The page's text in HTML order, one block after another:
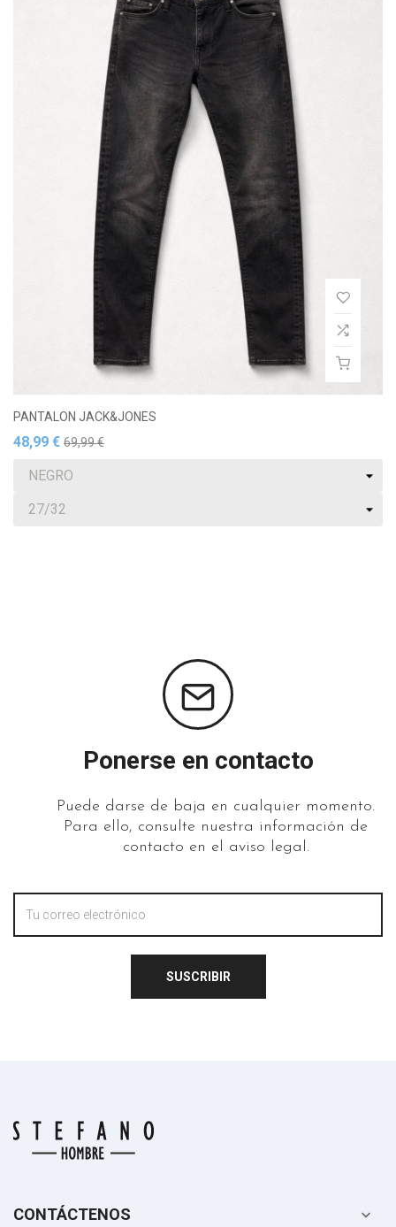
PANTALON JACK&JONES
48,99 € 69,99 €
Ponerse en contacto
Puede darse de baja en cualquier momento.
Para ello, consulte nuestra información de
contacto en el aviso legal.
SUSCRIBIR
CONTÁCTENOS 